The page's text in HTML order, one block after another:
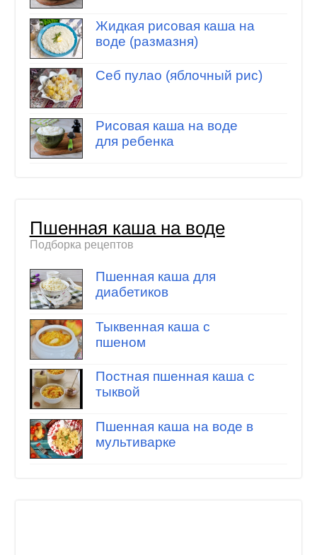
Жидкая рисовая каша на
воде (размазня)
Себ пулао (яблочный рис)
Рисовая каша на воде
для ребенка
Пшенная каша на воде
Подборка рецептов
Пшенная каша для
диабетиков
Тыквенная каша с
пшеном
Постная пшенная каша с
тыквой
Пшенная каша на воде в
мультиварке